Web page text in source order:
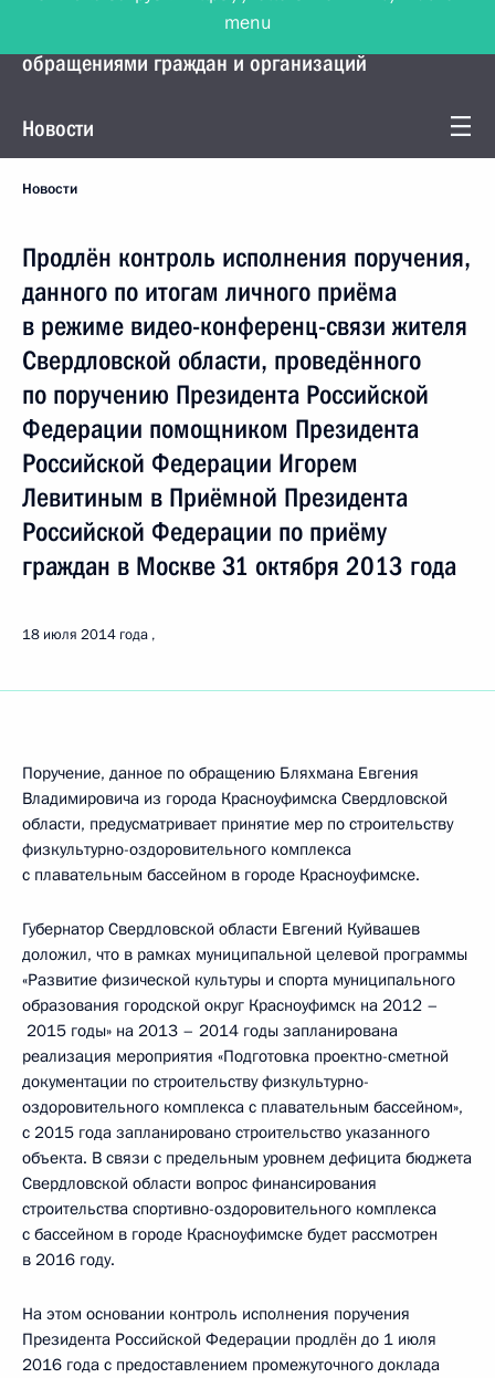
Управление Президента по работе с
обращениями граждан и организаций
Новости
Новости
Продлён контроль исполнения поручения,
данного по итогам личного приёма
в режиме видео-конференц-связи жителя
Свердловской области, проведённого
по поручению Президента Российской
Федерации помощником Президента
Российской Федерации Игорем
Левитиным в Приёмной Президента
Российской Федерации по приёму
граждан в Москве 31 октября 2013 года
18 июля 2014 года
Поручение, данное по обращению Бляхмана Евгения
Владимировича из города Красноуфимска Свердловской
области, предусматривает принятие мер по строительству
физкультурно-оздоровительного комплекса
с плавательным бассейном в городе Красноуфимске.
Губернатор Свердловской области Евгений Куйвашев
доложил, что в рамках муниципальной целевой программы
«Развитие физической культуры и спорта муниципального
образования городской округ Красноуфимск на 2012 –
2015 годы» на 2013 – 2014 годы запланирована
реализация мероприятия «Подготовка проектно-сметной
документации по строительству физкультурно-
оздоровительного комплекса с плавательным бассейном»,
с 2015 года запланировано строительство указанного
объекта. В связи с предельным уровнем дефицита бюджета
Свердловской области вопрос финансирования
строительства спортивно-оздоровительного комплекса
с бассейном в городе Красноуфимске будет рассмотрен
в 2016 году.
На этом основании контроль исполнения поручения
Президента Российской Федерации продлён до 1 июля
2016 года с предоставлением промежуточного доклада
menu